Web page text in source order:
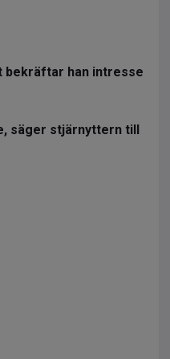
bekräftar han intresse
säger stjärnyttern till